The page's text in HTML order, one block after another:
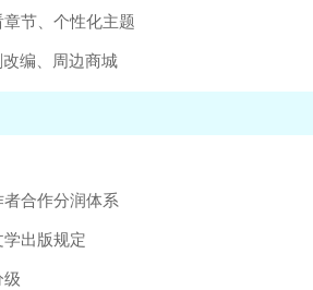
节、个性化主题
编、周边商城
合作分润体系
出版规定